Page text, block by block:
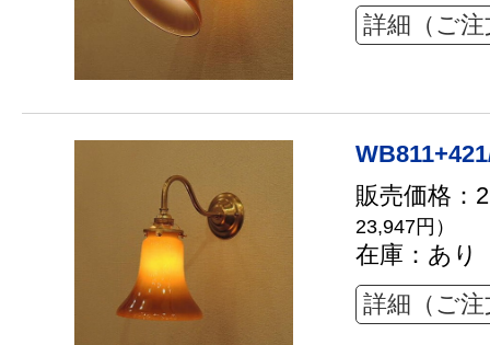
詳細（ご
販売価格：
23,947円）
在庫：あり
詳細（ご